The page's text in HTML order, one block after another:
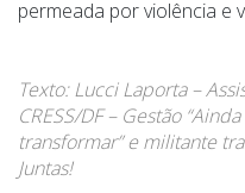
permeada por violência e
Texto: Lucci Laporta –
CRESS/DF – Gestão
transformar” e militante
Juntas!